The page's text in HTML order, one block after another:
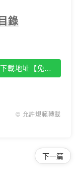
錄
【免費下載】
© 允許規範轉載
下一篇